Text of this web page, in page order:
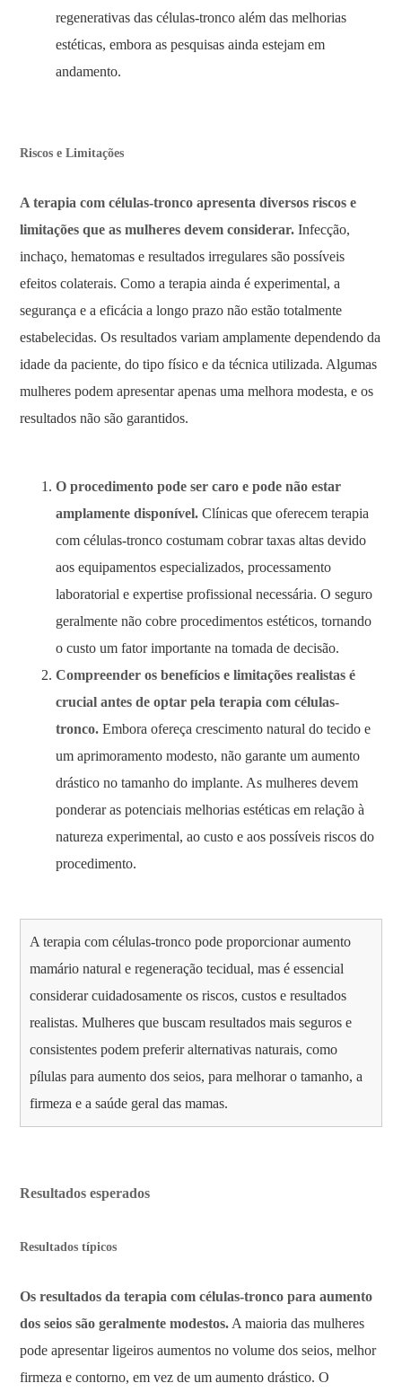
regenerativas das células-tronco além das melhorias
estéticas, embora as pesquisas ainda estejam em
andamento.
Riscos e Limitações
A terapia com células-tronco apresenta diversos riscos e
limitações que as mulheres devem considerar. Infecção,
inchaço, hematomas e resultados irregulares são possíveis
efeitos colaterais. Como a terapia ainda é experimental, a
segurança e a eficácia a longo prazo não estão totalmente
estabelecidas. Os resultados variam amplamente dependendo da
idade da paciente, do tipo físico e da técnica utilizada. Algumas
mulheres podem apresentar apenas uma melhora modesta, e os
resultados não são garantidos.
O procedimento pode ser caro e pode não estar
amplamente disponível. Clínicas que oferecem terapia
com células-tronco costumam cobrar taxas altas devido
aos equipamentos especializados, processamento
laboratorial e expertise profissional necessária. O seguro
geralmente não cobre procedimentos estéticos, tornando
o custo um fator importante na tomada de decisão.
Compreender os benefícios e limitações realistas é
crucial antes de optar pela terapia com células-
tronco. Embora ofereça crescimento natural do tecido e
um aprimoramento modesto, não garante um aumento
drástico no tamanho do implante. As mulheres devem
ponderar as potenciais melhorias estéticas em relação à
natureza experimental, ao custo e aos possíveis riscos do
procedimento.
A terapia com células-tronco pode proporcionar aumento
mamário natural e regeneração tecidual, mas é essencial
considerar cuidadosamente os riscos, custos e resultados
realistas. Mulheres que buscam resultados mais seguros e
consistentes podem preferir alternativas naturais, como
pílulas para aumento dos seios, para melhorar o tamanho, a
firmeza e a saúde geral das mamas.
Resultados esperados
Resultados típicos
Os resultados da terapia com células-tronco para aumento
dos seios são geralmente modestos. A maioria das mulheres
pode apresentar ligeiros aumentos no volume dos seios, melhor
firmeza e contorno, em vez de um aumento drástico. O